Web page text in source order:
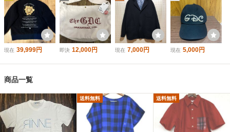
現在 39,999円 即決 12,000円 現在 7,000円 現在 5,000円
商品一覧
送料無料 送料無料